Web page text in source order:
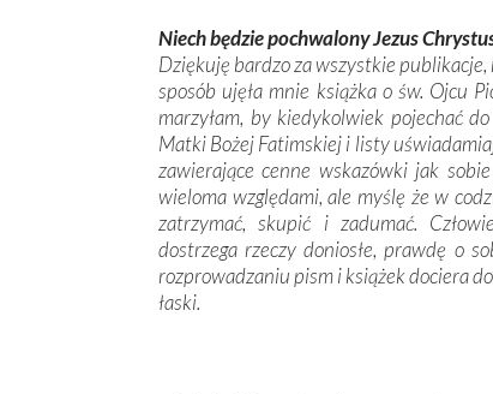
Niech będzie pochwalony Jezus
Dziękuję bardzo za wszystkie
sposób ujęła mnie książka o św. Ojcu
marzyłam, by kiedykolwiek pojechać
Matki Bożej Fatimskiej i listy
zawierające cenne wskazówki jak
wieloma względami, ale myślę że w
zatrzymać, skupić i zadumać.
dostrzega rzeczy doniosłe, prawdę o
rozprowadzaniu pism i książek dociera
łaski.